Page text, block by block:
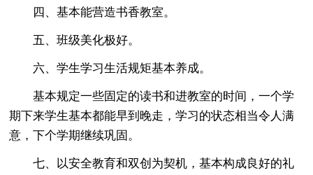
四、基本能营造书香教室。
五、班级美化极好。
六、学生学习生活规矩基本养成。
基本规定一些固定的读书和进教室的时间，一个学
期下来学生基本都能早到晚走，学习的状态相当令人满
意，下个学期继续巩固。
七、以安全教育和双创为契机，基本构成良好的礼